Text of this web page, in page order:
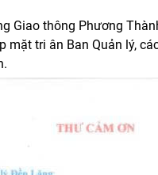
Giao thông Phương
tri ân Ban Quản lý,